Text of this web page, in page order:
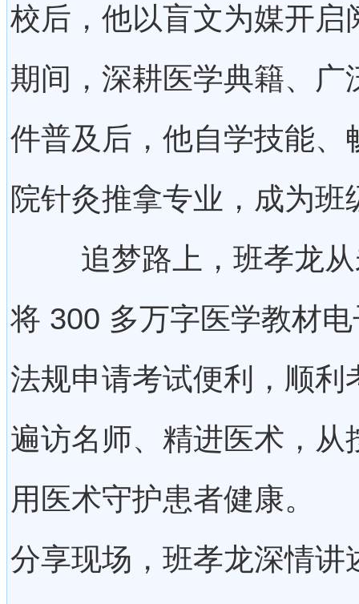
校后，他以盲文为媒开
期间，深耕医学典籍、
件普及后，他自学技能
院针灸推拿专业，成为班
追梦路上，班孝龙从
将 300 多万字医学教材
法规申请考试便利，顺
遍访名师、精进医术，
用医术守护患者健康。
分享现场，班孝龙深情